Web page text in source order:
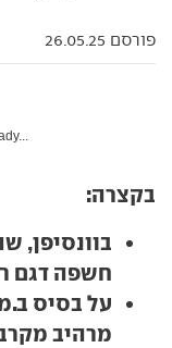
פורסם 26.05.25
בקצרה:
בוונסיפן,
חשפה דגם
מרהיב